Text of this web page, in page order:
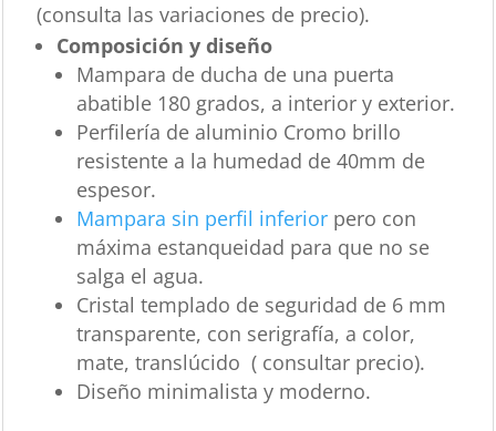
(consulta las variaciones de precio).
Composición y diseño
Mampara de ducha de una puerta
abatible 180 grados, a interior y exterior.
Perfilería de aluminio Cromo brillo
resistente a la humedad de 40mm de
espesor.
Mampara sin perfil inferior pero con
máxima estanqueidad para que no se
salga el agua.
Cristal templado de seguridad de 6 mm
transparente, con serigrafía, a color,
mate, translúcido ( consultar precio).
Diseño minimalista y moderno.